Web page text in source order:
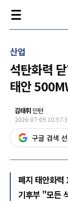
산업
석탄화력
태안
김태휘 인턴
2026-07-09
구글 검색
폐지 태안화력
기후부 "모든